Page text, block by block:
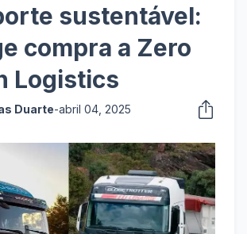
sustentável:
compra a Zero
Logistics
Duarte-abril 04, 2025